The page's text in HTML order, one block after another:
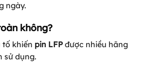
ngày.
không?
khiến pin LFP được nhiều hãng
sử dụng.